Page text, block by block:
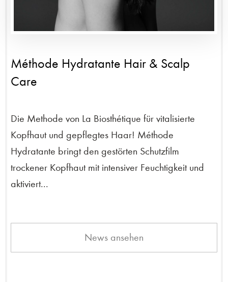
Méthode Hydratante Hair & Scalp
Care
Die Methode von La Biosthétique für vitalisierte
Kopfhaut und gepflegtes Haar! Méthode
Hydratante bringt den gestörten Schutzfilm
trockener Kopfhaut mit intensiver Feuchtigkeit und
aktiviert...
News ansehen